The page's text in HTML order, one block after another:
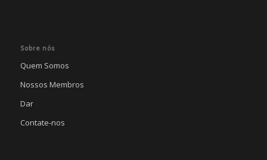
Sobre nós
Quem Somos
Nossos Membros
Dar
Contate-nos